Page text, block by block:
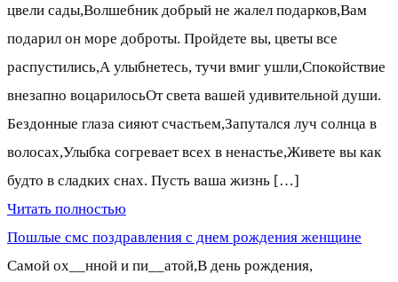
цвели сады,Волшебник добрый не жалел подарков,Вам
подарил он море доброты. Пройдете вы, цветы все
распустились,А улыбнетесь, тучи вмиг ушли,Спокойствие
внезапно воцарилосьОт света вашей удивительной души.
Бездонные глаза сияют счастьем,Запутался луч солнца в
волосах,Улыбка согревает всех в ненастье,Живете вы как
будто в сладких снах. Пусть ваша жизнь […]
Читать полностью
Пошлые смс поздравления с днем рождения женщине
Самой ох__нной и пи__атой,В день рождения,